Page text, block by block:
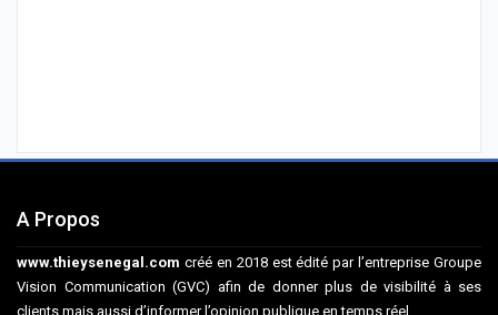
A Propos
www.thieysenegal.com créé en 2018 est édité par l’entreprise Groupe
Vision Communication (GVC) afin de donner plus de visibilité à ses
clients mais aussi d’informer l’opinion publique en temps réel.